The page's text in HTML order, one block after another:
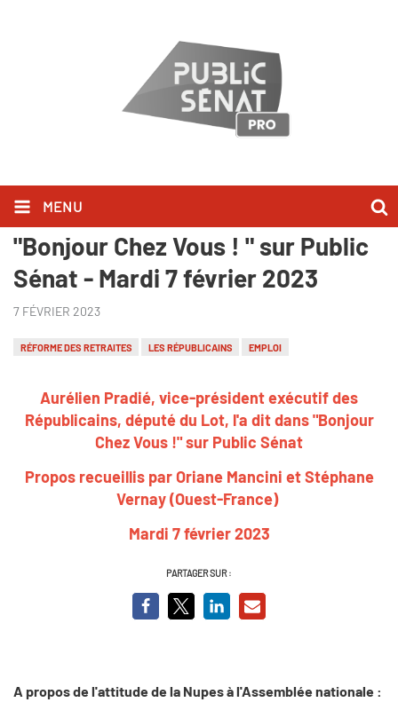
MENU
Aurélien Pradié l'a dit dans
"Bonjour Chez Vous ! " sur Public
Sénat - Mardi 7 février 2023
7 FÉVRIER 2023
RÉFORME DES RETRAITES LES RÉPUBLICAINS EMPLOI
Aurélien Pradié, vice-président exécutif des
Républicains, député du Lot, l'a dit dans "Bonjour
Chez Vous !" sur Public Sénat
Propos recueillis par Oriane Mancini et Stéphane
Vernay (Ouest-France)
Mardi 7 février 2023
PARTAGER SUR :
A propos de l'attitude de la Nupes à l'Assemblée nationale :